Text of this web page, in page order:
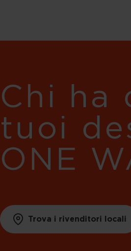
Chi ha
tuoi
ONE
Trova i rivenditori locali